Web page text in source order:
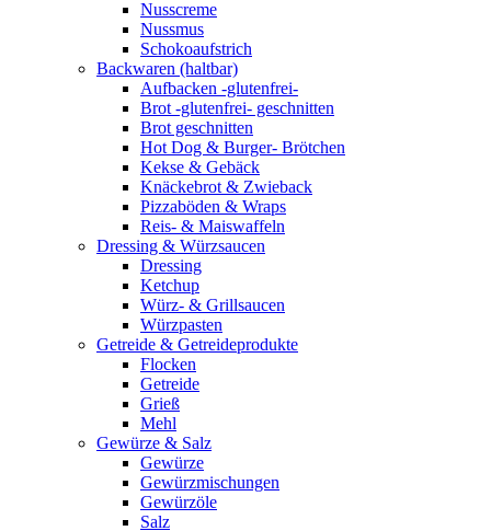
Nusscreme
Nussmus
Schokoaufstrich
Backwaren (haltbar)
Aufbacken -glutenfrei-
Brot -glutenfrei- geschnitten
Brot geschnitten
Hot Dog & Burger- Brötchen
Kekse & Gebäck
Knäckebrot & Zwieback
Pizzaböden & Wraps
Reis- & Maiswaffeln
Dressing & Würzsaucen
Dressing
Ketchup
Würz- & Grillsaucen
Würzpasten
Getreide & Getreideprodukte
Flocken
Getreide
Grieß
Mehl
Gewürze & Salz
Gewürze
Gewürzmischungen
Gewürzöle
Salz